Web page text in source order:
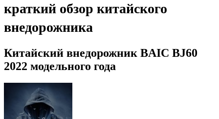
краткий обзор китайского
внедорожника
Китайский внедорожник BAIC BJ60
2022 модельного года